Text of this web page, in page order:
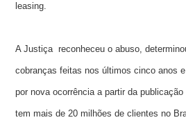
leasing.
A Justiça reconheceu o abuso,
cobranças feitas nos últimos cinco anos
por nova ocorrência a partir da
tem mais de 20 milhões de clientes no